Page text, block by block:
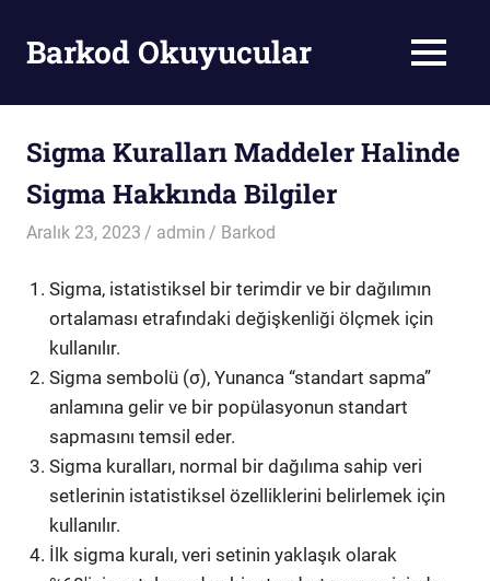
contentBarkod Okuyucular MENU
Sigma Kuralları Maddeler Halinde
Sigma Hakkında Bilgiler
Aralık 23, 2023 admin Barkod
Sigma, istatistiksel bir terimdir ve bir dağılımın
ortalaması etrafındaki değişkenliği ölçmek için
kullanılır.
Sigma sembolü (σ), Yunanca “standart sapma”
anlamına gelir ve bir popülasyonun standart
sapmasını temsil eder.
Sigma kuralları, normal bir dağılıma sahip veri
setlerinin istatistiksel özelliklerini belirlemek için
kullanılır.
İlk sigma kuralı, veri setinin yaklaşık olarak